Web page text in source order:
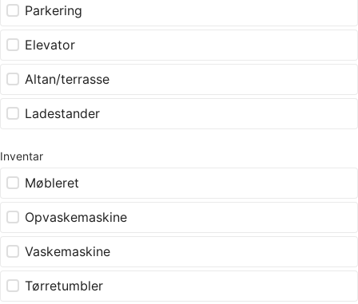
Parkering
Elevator
Altan/terrasse
Ladestander
Inventar
Møbleret
Opvaskemaskine
Vaskemaskine
Tørretumbler